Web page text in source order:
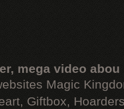
mega video abou
Magic
Giftbox,